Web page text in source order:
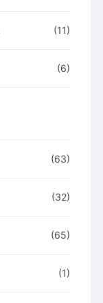
(11)
(6)
(63)
(32)
(65)
(1)